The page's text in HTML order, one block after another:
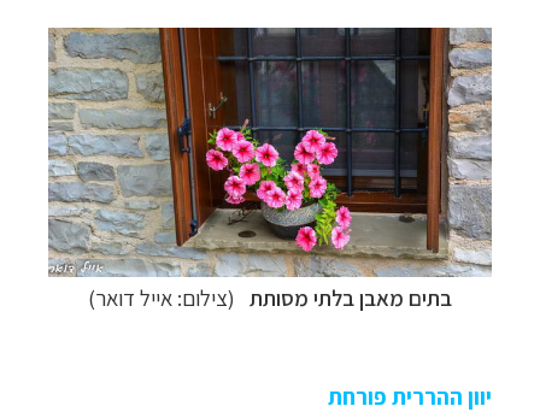
בתים מאבן בלתי מסותת (צילום: אייל דואר)
יוון ההררית פורחת